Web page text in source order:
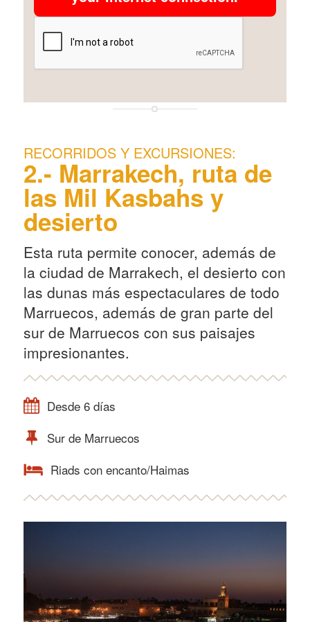
RECORRIDOS Y EXCURSIONES:
2.- Marrakech, ruta de
las Mil Kasbahs y
desierto
Esta ruta permite conocer, además de
la ciudad de Marrakech, el desierto con
las dunas más espectaculares de todo
Marruecos, además de gran parte del
sur de Marruecos con sus paisajes
impresionantes.
Desde 6 días
Sur de Marruecos
Riads con encanto/Haimas